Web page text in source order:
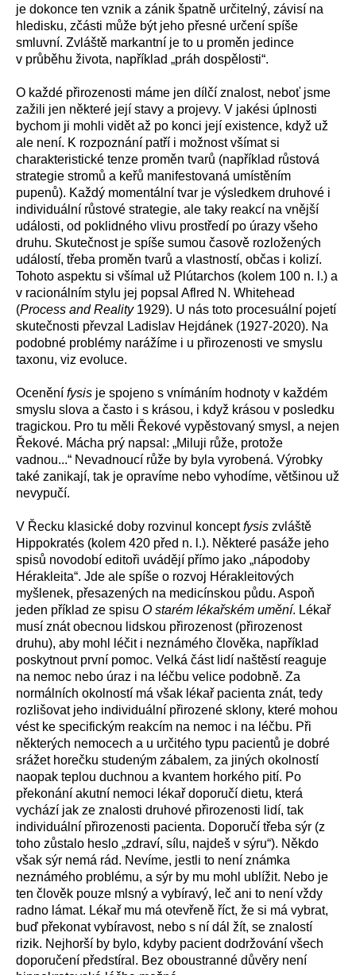
je dokonce ten vznik a zánik špatně určitelný, závisí na
hledisku, zčásti může být jeho přesné určení spíše
smluvní. Zvláště markantní je to u proměn jedince
v průběhu života, například „práh dospělosti“.
O každé přirozenosti máme jen dílčí znalost, neboť jsme
zažili jen některé její stavy a projevy. V jakési úplnosti
bychom ji mohli vidět až po konci její existence, když už
ale není. K rozpoznání patří i možnost všímat si
charakteristické tenze proměn tvarů (například růstová
strategie stromů a keřů manifestovaná umístěním
pupenů). Každý momentální tvar je výsledkem druhové i
individuální růstové strategie, ale taky reakcí na vnější
události, od poklidného vlivu prostředí po úrazy všeho
druhu. Skutečnost je spíše sumou časově rozložených
událostí, třeba proměn tvarů a vlastností, občas i kolizí.
Tohoto aspektu si všímal už Plútarchos (kolem 100 n. l.) a
v racionálním stylu jej popsal Aflred N. Whitehead
(Process and Reality1929). U nás toto procesuální pojetí
skutečnosti převzal Ladislav Hejdánek (1927-2020). Na
podobné problémy narážíme i u přirozenosti ve smyslu
taxonu, viz evoluce.
Ocenění fysis je spojeno s vnímáním hodnoty v každém
smyslu slova a často i s krásou, i když krásou v posledku
tragickou. Pro tu měli Řekové vypěstovaný smysl, a nejen
Řekové. Mácha prý napsal: „Miluji růže, protože
vadnou...“ Nevadnoucí růže by byla vyrobená. Výrobky
také zanikají, tak je opravíme nebo vyhodíme, většinou už
nevypučí.
V Řecku klasické doby rozvinul konceptfysis zvláště
Hippokratés (kolem 420 před n. l.). Některé pasáže jeho
spisů novodobí editoři uvádějí přímo jako „nápodoby
Hérakleita“. Jde ale spíše o rozvoj Hérakleitových
myšlenek, přesazených na medicínskou půdu. Aspoň
jeden příklad ze spisu O starém lékařském umění. Lékař
musí znát obecnou lidskou přirozenost (přirozenost
druhu), aby mohl léčit i neznámého člověka, například
poskytnout první pomoc. Velká část lidí naštěstí reaguje
na nemoc nebo úraz i na léčbu velice podobně. Za
normálních okolností má však lékař pacienta znát, tedy
rozlišovat jeho individuální přirozené sklony, které mohou
vést ke specifickým reakcím na nemoc i na léčbu. Při
některých nemocech a u určitého typu pacientů je dobré
srážet horečku studeným zábalem, za jiných okolností
naopak teplou duchnou a kvantem horkého pití. Po
překonání akutní nemoci lékař doporučí dietu, která
vychází jak ze znalosti druhové přirozenosti lidí, tak
individuální přirozenosti pacienta. Doporučí třeba sýr (z
toho zůstalo heslo „zdraví, sílu, najdeš v sýru“). Někdo
však sýr nemá rád. Nevíme, jestli to není známka
neznámého problému, a sýr by mu mohl ublížit. Nebo je
ten člověk pouze mlsný a vybíravý, leč ani to není vždy
radno lámat. Lékař mu má otevřeně říct, že si má vybrat,
buď překonat vybíravost, nebo s ní dál žít, se znalostí
rizik. Nejhorší by bylo, kdyby pacient dodržování všech
doporučení předstíral. Bez oboustranné důvěry není